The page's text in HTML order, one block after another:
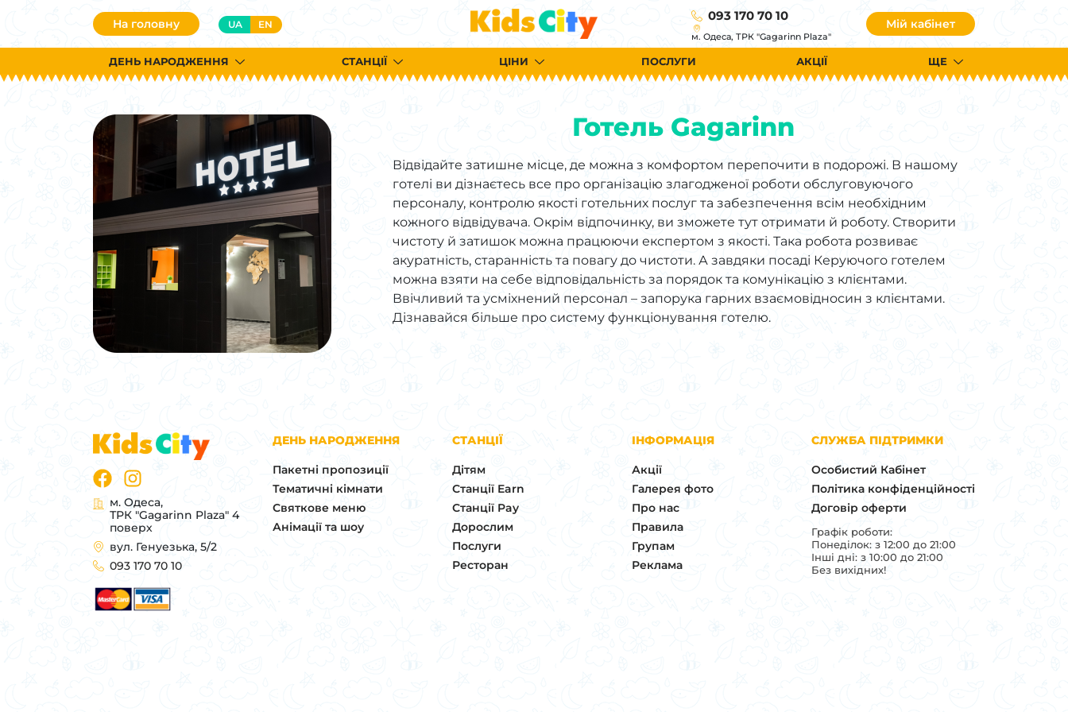
На головну UA EN
093 170 70 10
м. Одеса, ТРК "Gagarinn Plaza"
Мій кабінет
ДЕНЬ НАРОДЖЕННЯ СТАНЦІЇ ЦІНИ ПОСЛУГИ АКЦІЇ ЩЕ
Готель Gagarinn
Відвідайте затишне місце, де можна з комфортом перепочити в подорожі. В нашому
готелі ви дізнаєтесь все про організацію злагодженої роботи обслуговуючого
персоналу, контролю якості готельних послуг та забезпечення всім необхідним
кожного відвідувача. Окрім відпочинку, ви зможете тут отримати й роботу. Створити
чистоту й затишок можна працюючи експертом з якості. Така робота розвиває
акуратність, старанність та повагу до чистоти. А завдяки посаді Керуючого готелем
можна взяти на себе відповідальність за порядок та комунікацію з клієнтами.
Ввічливий та усміхнений персонал – запорука гарних взаємовідносин з клієнтами.
Дізнавайся більше про систему функціонування готелю.
м. Одеса,
ТРК "Gagarinn Plaza" 4
поверх
вул. Генуезька, 5/2
093 170 70 10
ДЕНЬ НАРОДЖЕННЯ
Пакетні пропозиції
Тематичні кімнати
Святкове меню
Анімації та шоу
СТАНЦІЇ
Дітям
Станції Earn
Станції Pay
Дорослим
Послуги
Ресторан
ІНФОРМАЦІЯ
Акції
Галерея фото
Про нас
Правила
Групам
Реклама
СЛУЖБА ПІДТРИМКИ
Особистий Кабінет
Політика конфіденційності
Договір оферти
Графік роботи:
Понеділок: з 12:00 до 21:00
Інші дні: з 10:00 до 21:00
Без вихідних!